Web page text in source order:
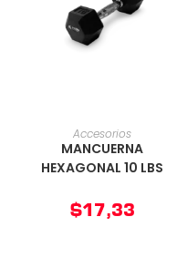
AÑADIR AL CARRITO
Accesorios
MANCUERNA
HEXAGONAL 10 LBS
$17,33